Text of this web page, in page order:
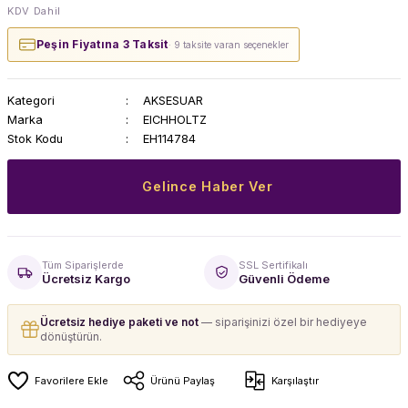
KDV Dahil
Peşin Fiyatına 3 Taksit· 9 taksite varan seçenekler
Kategori
AKSESUAR
Marka
EICHHOLTZ
Stok Kodu
EH114784
Gelince Haber Ver
Tüm Siparişlerde
Ücretsiz Kargo
SSL Sertifikalı
Güvenli Ödeme
Ücretsiz hediye paketi ve not — siparişinizi özel bir hediyeye
dönüştürün.
Ürünü Paylaş Karşılaştır